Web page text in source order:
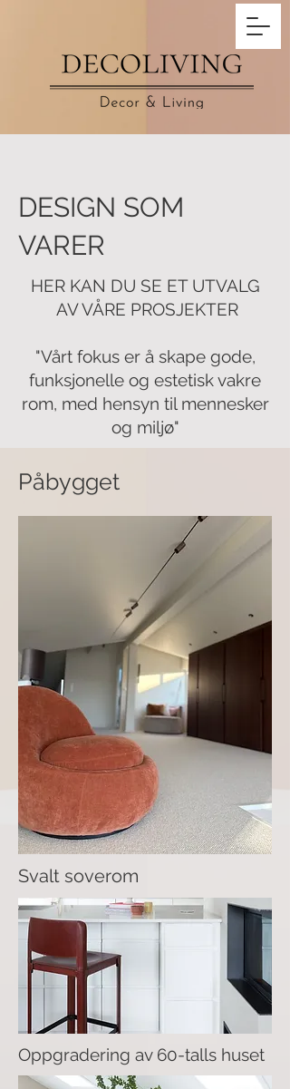
DESIGN SOM
VARER
HER KAN DU SE ET UTVALG
AV VÅRE PROSJEKTER
"Vårt fokus er å skape gode,
funksjonelle og estetisk vakre
rom, med hensyn til mennesker
og miljø"
Påbygget
Svalt soverom
Oppgradering av 60-talls huset